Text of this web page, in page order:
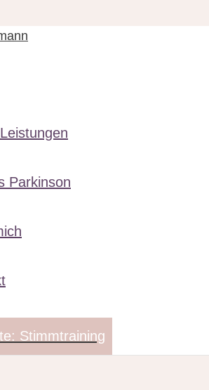
Parkinson
Stimmtraining